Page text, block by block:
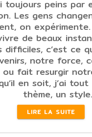
toujours peins par
Les gens
on
de beaux
difficiles, c’est ce
notre force,
fait resurgir
en soit, j’ai
thème, un
LIRE LA SUITE